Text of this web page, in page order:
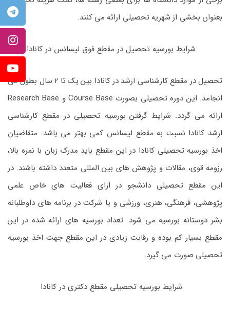
بعنوان بخشی از شهریه تحصیلی ارائه می کنند.
شرایط بورسیه تحصیل در مقطع فوق لیسانس در کانادا
تحصیل در مقطع کارشناسی ارشد در کانادا بین یک تا ۲ سال بطول می
انجامد. این دوره تحصیلی بصورت Course Base و Research Base
ارائه می گردد. شرایط گرفتن بورسیه تحصیلی در مقطع کارشناسی
ارشد کانادا نسبت به مقطع لیسانس کمی بهتر می باشد. متقاضیان
اخذ بورسیه تحصیلی کانادا در این مقطع باید مدرک زبان با نمره بالا،
رزومه قوی، مقالات و پژوهش های بین المللی متعدد داشته باشند. در
این مقطع تحصیلی دانشجو در ازای فعالیت های خاص علمی
پژوهشی، فرهنگی، هنری، ورزشی و یا شرکت در برنامه های داوطلبانه
بشر دوستانه بورسیه می شود. تعداد بورسیه های ارائه شده در این
مقطع بسیار کم بوده و رقابت زیادی در این مقطع جهت اخذ بورسیه
تحصیلی صورت می گیرد.
شرایط بورسیه تحصیلی مقطع دکتری در کانادا